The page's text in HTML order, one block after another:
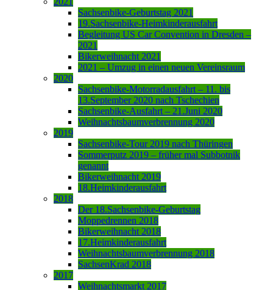
Sachsenbike-Geburtstag 2021
19.Sachsenbike-Heimkinderausfahrt
Begleitung US Car Convention in Dresden –
2021
Bikerweihnacht 2021
2021 – Umzug in einen neuen Vereinsraum
2020
Sachsenbike-Motorradausfahrt – 11. bis
13.September 2020 nach Tschechien
Sachsenbike-Ausfahrt – 21.Juni 2020
Weihnachtsbaumverbrennung 2020
2019
Sachsenbike-Tour 2019 nach Thüringen
Sommerputz 2019 – früher mal Subbotnik
genannt
Bikerweihnacht 2019
18.Heimkinderausfahrt
2018
Der 18.Sachsenbike-Geburtstag
Moppedrennen 2018
Bikerweihnacht 2018
17.Heimkinderausfahrt
Weihnachtsbaumverbrennung 2018
SachsenKrad 2018
2017
Weihnachtsmarkt 2017